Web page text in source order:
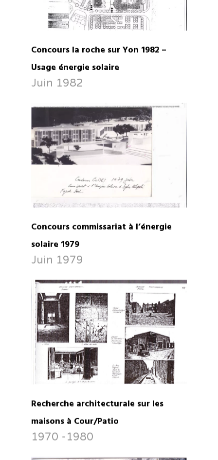
Concours la roche sur Yon 1982 –
Usage énergie solaire
Juin 1982
Concours commissariat à l’énergie
solaire 1979
Juin 1979
Recherche architecturale sur les
maisons à Cour/Patio
1970 -1980